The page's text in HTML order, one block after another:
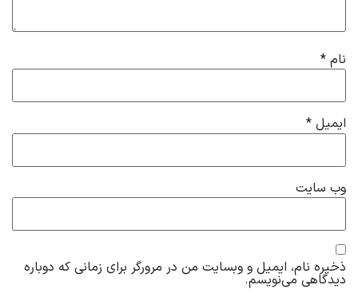
نام *
ایمیل *
وب‌ سایت
ذخیره نام، ایمیل و وبسایت من در مرورگر برای زمانی که دوباره
دیدگاهی می‌نویسم.